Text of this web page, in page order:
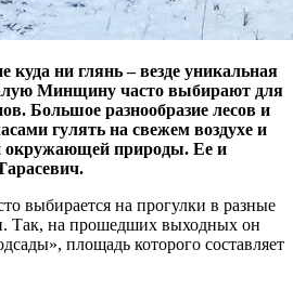
куда ни глянь – везде уникальная
Минщину часто выбирают для
Большое разнообразие лесов и
гулять на свежем воздухе и
окружающей природы. Ее и
выбирается на прогулки в разные
Так, на прошедших выходных он
площадь которого составляет